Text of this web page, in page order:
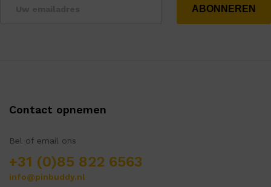
Contact opnemen
Bel of email ons
+31 (0)85 822 6563
info@pinbuddy.nl